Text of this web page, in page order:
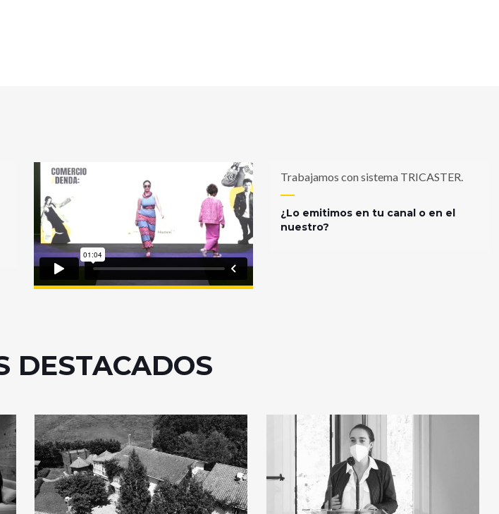
Trabajamos con sistema TRICASTER.
¿Lo emitimos en tu canal o en el
nuestro?
DESTACADOS
Hotel Amalurra – Premio
Enkarterri Hoberantz
2020
Premio Enkarterri
Hoberantz Saria 2020